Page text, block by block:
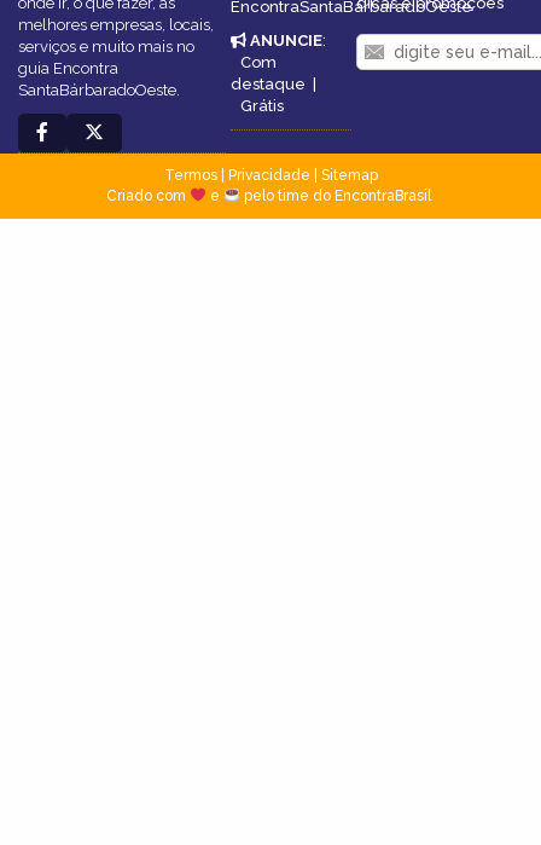
melhores empresas, locais,
serviços e muito mais no
guia Encontra
SantaBárbaradoOeste.
EncontraSantaBárbaradoOeste
ANUNCIE:
Com
destaque |
Grátis
Termos| Privacidade
Sitemap
Criado com
e pelo time do EncontraBrasil